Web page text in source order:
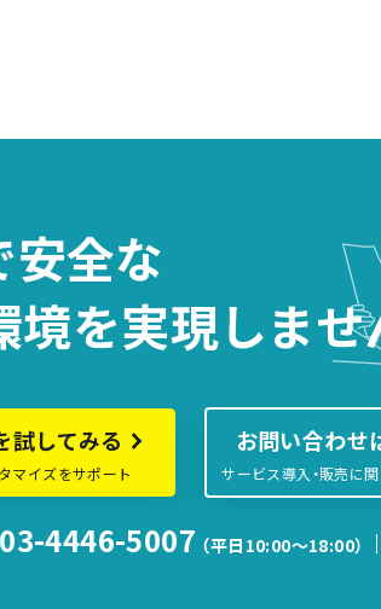
安全な
境を実現しませ
試してみる
マイズをサポート
お問い合わせ
サービス導入・販売に
4446-5007 （平日10:00〜18:00）